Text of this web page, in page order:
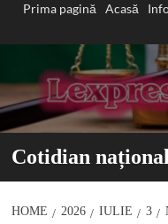
Prima pagină Acasă
Cotidian
HOME 2026 IULIE 3